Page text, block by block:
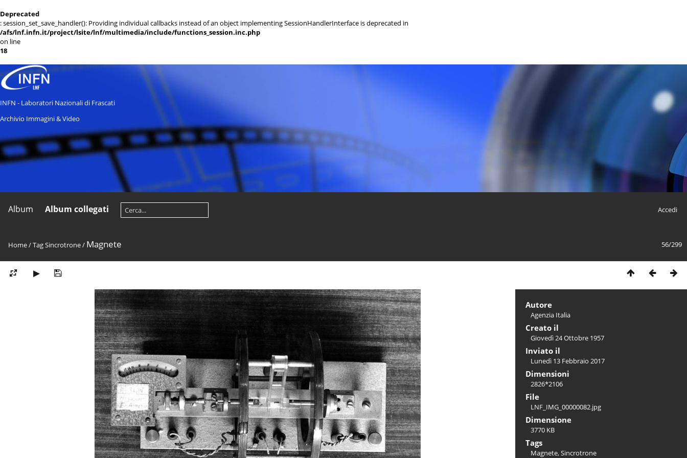
Deprecated
: session_set_save_handler(): Providing individual callbacks instead of an object implementing SessionHandlerInterface is deprecated in
/afs/lnf.infn.it/project/lsite/lnf/multimedia/include/functions_session.inc.php
on line
18
INFN - Laboratori Nazionali di Frascati
Archivio Immagini & Video
Album Album collegati Accedi
56/299
Home/TagSincrotrone/ Magnete
Autore
Agenzia Italia
Creato il
Giovedì 24 Ottobre 1957
Inviato il
Lunedì 13 Febbraio 2017
Dimensioni
2826*2106
File
LNF_IMG_00000082.jpg
Dimensione
3770 KB
Tags
Magnete,Sincrotrone